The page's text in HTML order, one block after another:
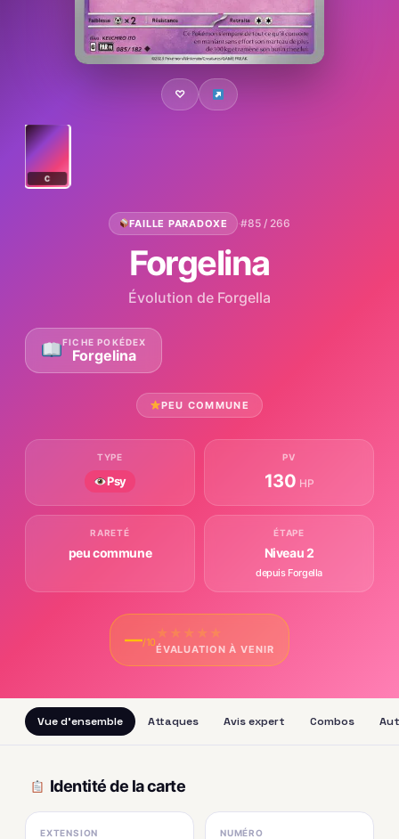
♡
C
FAILLE PARADOXE ·#85 / 266
Forgelina
Évolution de Forgella
FICHE POKÉDEX
Forgelina
PEU COMMUNE
TYPE
Psy
PV
130 HP
RARETÉ
peu commune
ÉTAPE
Niveau 2
depuis Forgella
—/10
★ ★ ★ ★ ★
ÉVALUATION À VENIR
Vue d'ensemble Attaques Avis expert Combos
Identité de la carte
EXTENSION NUMÉRO